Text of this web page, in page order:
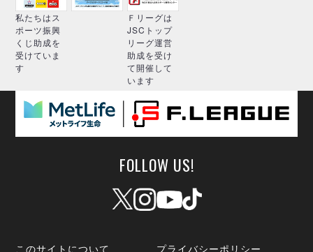
私たちはス
ポーツ振興
くじ助成を
受けていま
す
Ｆリーグは
JSCトップ
リーグ運営
助成を受け
て開催して
います
FOLLOW US!
このサイトについて プライバシーポリシー